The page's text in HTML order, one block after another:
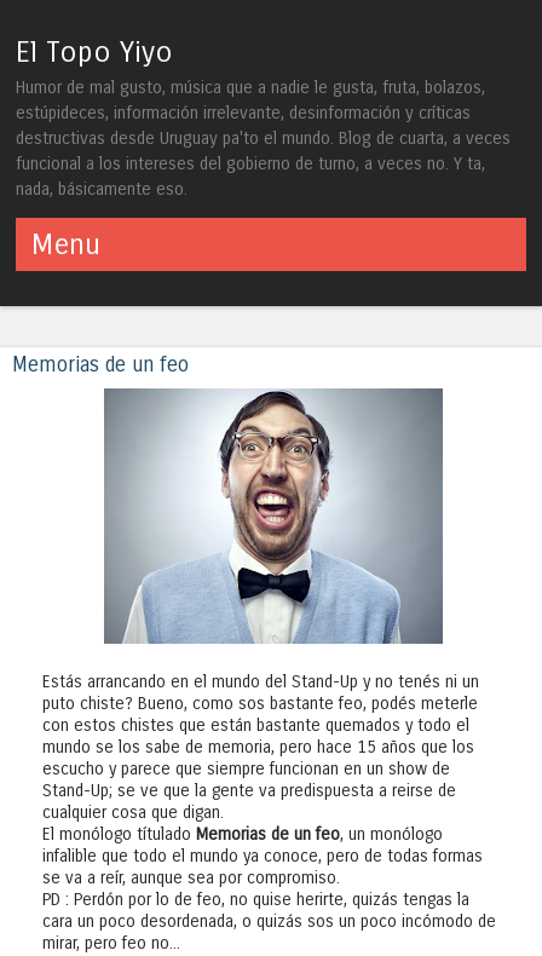
El Topo Yiyo
Humor de mal gusto, música que a nadie le gusta, fruta, bolazos,
estúpideces, información irrelevante, desinformación y críticas
destructivas desde Uruguay pa'to el mundo. Blog de cuarta, a veces
funcional a los intereses del gobierno de turno, a veces no. Y ta,
nada, básicamente eso.
Menu
Memorias de un feo
Estás arrancando en el mundo del Stand-Up y no tenés ni un
puto chiste? Bueno, como sos bastante feo, podés meterle
con estos chistes que están bastante quemados y todo el
mundo se los sabe de memoria, pero hace 15 años que los
escucho y parece que siempre funcionan en un show de
Stand-Up; se ve que la gente va predispuesta a reirse de
cualquier cosa que digan.
El monólogo títulado Memorias de un feo, un monólogo
infalible que todo el mundo ya conoce, pero de todas formas
se va a reír, aunque sea por compromiso.
PD : Perdón por lo de feo, no quise herirte, quizás tengas la
cara un poco desordenada, o quizás sos un poco incómodo de
mirar, pero feo no...